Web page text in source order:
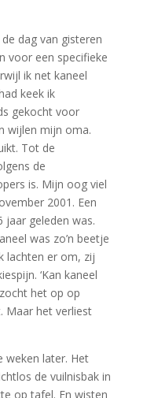
dag van gisteren
voor een specifieke
ik net kaneel
keek ik
gekocht voor
wijlen mijn oma.
Tot de
de
is. Mijn oog viel
2001. Een
jaar geleden was.
was zo’n beetje
lachten er om, zij
‘Kan kaneel
het op op
Maar het verliest
weken later. Het
de vuilnisbak in
op tafel. En wisten